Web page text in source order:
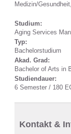
Medizin/
Studium:
Aging Services
Typ:
Bachelorstudium
Akad. Grad:
Bachelor of Arts in
Studiendauer:
6 Semester / 180
Kontakt &